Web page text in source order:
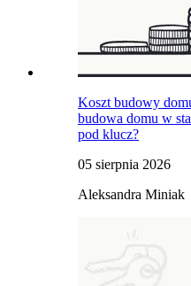
Koszt budowy
budowa domu w
pod klucz?
05 sierpnia 2026
Aleksandra Miniak